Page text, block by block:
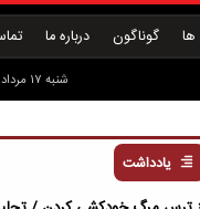
گوناگون درباره ما
شنبه ۱۷ مرداد ۱۴۰۵
یادداشت